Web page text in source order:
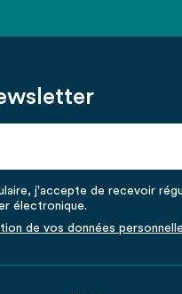
j'accepte de recevoir
électronique.
de vos données